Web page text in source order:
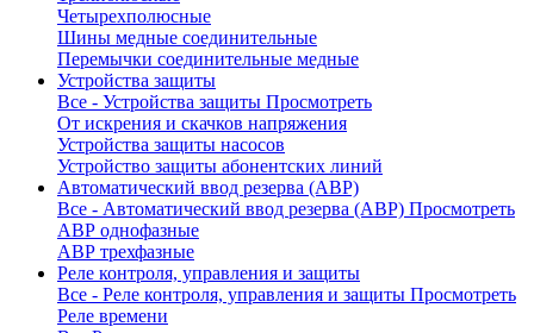
Четырехполюсные
Шины медные соединительные
Перемычки соединительные медные
Устройства защиты
Все - Устройства защиты Просмотреть
От искрения и скачков напряжения
Устройства защиты насосов
Устройство защиты абонентских линий
Автоматический ввод резерва (АВР)
Все - Автоматический ввод резерва (АВР) Просмотреть
АВР однофазные
АВР трехфазные
Реле контроля, управления и защиты
Все - Реле контроля, управления и защиты Просмотреть
Реле времени